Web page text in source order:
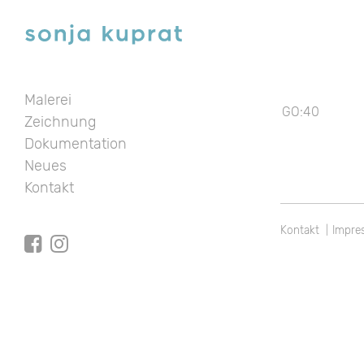
Malerei
Zeichnung
Dokumentation
Neues
Kontakt
GO:40
Kontakt